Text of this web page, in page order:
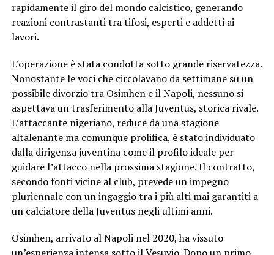
rapidamente il giro del mondo calcistico, generando
reazioni contrastanti tra tifosi, esperti e addetti ai
lavori.
L’operazione è stata condotta sotto grande riservatezza.
Nonostante le voci che circolavano da settimane su un
possibile divorzio tra Osimhen e il Napoli, nessuno si
aspettava un trasferimento alla Juventus, storica rivale.
L’attaccante nigeriano, reduce da una stagione
altalenante ma comunque prolifica, è stato individuato
dalla dirigenza juventina come il profilo ideale per
guidare l’attacco nella prossima stagione. Il contratto,
secondo fonti vicine al club, prevede un impegno
pluriennale con un ingaggio tra i più alti mai garantiti a
un calciatore della Juventus negli ultimi anni.
Osimhen, arrivato al Napoli nel 2020, ha vissuto